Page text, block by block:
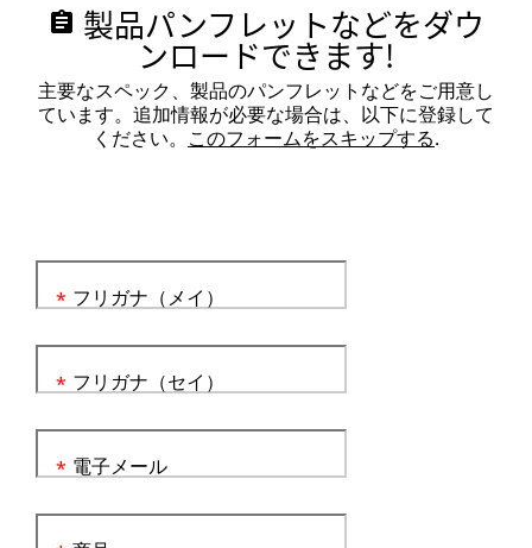
assignment 製品パンフレットなどをダウ
ンロードできます!
主要なスペック、製品のパンフレットなどをご用意し
ています。追加情報が必要な場合は、以下に登録して
ください。 このフォームをスキップする.
フリガナ（メイ）
*
フリガナ（セイ）
*
電子メール
*